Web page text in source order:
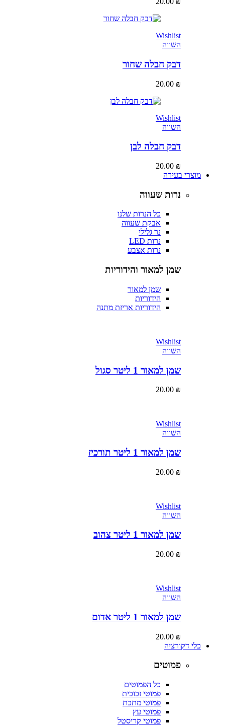
Wishlist
דבק חבלה שחור
20.00
Wishlist
דבק חבלה לבן
20.00
מוצרי בעירה
נרות שעווה
כל הנרות שלנו
אבקת שעווה
נר גלילי
נרות LED
נרות אצבע
שמן למאור והידוריות
שמן למאור
הידוריות
הידוריות אריזת מתנה
Wishlist
שמן למאור 1 ליטר סגול
20.00
Wishlist
שמן למאור 1 ליטר תורכיז
20.00
Wishlist
שמן למאור 1 ליטר צהוב
20.00
Wishlist
שמן למאור 1 ליטר אדום
20.00
כלי דקורציה
פמוטים
כל הפמוטים
פמוטי זכוכית
פמוטי מתכת
פמוטי עץ
פמוטי קריסטל